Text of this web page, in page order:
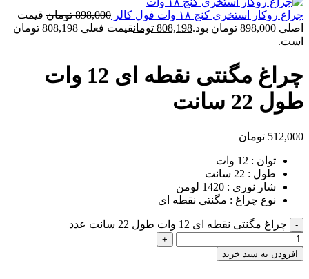
چراغ روکار استخری کنج ۱۸ وات فول کالر 898,000 تومان قیمت
اصلی 898,000 تومان بود.
808,198 تومان
قیمت فعلی 808,198 تومان
است.
چراغ مگنتی نقطه ای 12 وات
طول 22 سانت
512,000 تومان
توان : 12 وات
طول : 22 سانت
شار نوری : 1420 لومن
نوع چراغ : مگنتی نقطه ای
چراغ مگنتی نقطه ای 12 وات طول 22 سانت عدد
افزودن به سبد خرید